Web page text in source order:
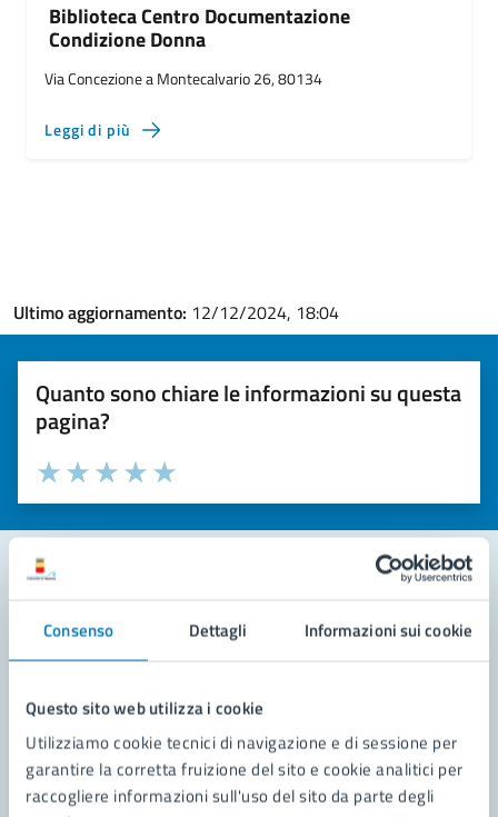
Consenso Dettagli Informazioni sui cookie
Questo sito web utilizza i cookie
Utilizziamo cookie tecnici di navigazione e di sessione per
garantire la corretta fruizione del sito e cookie analitici per
raccogliere informazioni sull'uso del sito da parte degli
Biblioteca Centro Documentazione
Condizione Donna
Via Concezione a Montecalvario 26, 80134
Leggi di più
Ultimo aggiornamento: 12/12/2024, 18:04
Quanto sono chiare le informazioni su questa
pagina?
Valuta la chiarezza delle informazioni (da 1 a 5 stelle)
Seleziona il numero di stelle per valutare la chiarezza delle
Valuta 5 stelle su 5
Valuta 4 stelle su 5
Valuta 3 stelle su 5
Valuta 2 stelle su 5
Valuta 1 stelle su 5
Contatta il comune
Leggi le domande frequenti
Richiedi assistenza
Prenota appuntamento